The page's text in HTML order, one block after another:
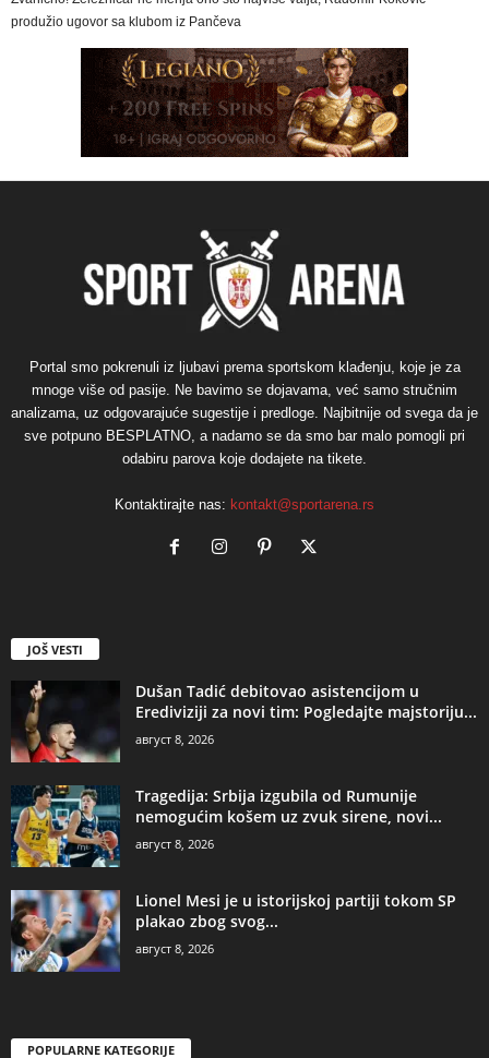
produžio ugovor sa klubom iz Pančeva
Portal smo pokrenuli iz ljubavi prema sportskom klađenju, koje je za
mnoge više od pasije. Ne bavimo se dojavama, već samo stručnim
analizama, uz odgovarajuće sugestije i predloge. Najbitnije od svega da je
sve potpuno BESPLATNO, a nadamo se da smo bar malo pomogli pri
odabiru parova koje dodajete na tikete.
Kontaktirajte nas: kontakt@sportarena.rs
JOŠ VESTI
Dušan Tadić debitovao asistencijom u
Erediviziji za novi tim: Pogledajte majstoriju...
август 8, 2026
Tragedija: Srbija izgubila od Rumunije
nemogućim košem uz zvuk sirene, novi...
август 8, 2026
Lionel Mesi je u istorijskoj partiji tokom SP
plakao zbog svog...
август 8, 2026
POPULARNE KATEGORIJE